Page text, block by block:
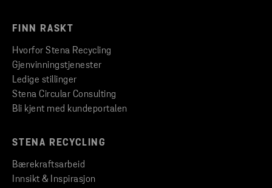
FINN RASKT
Hvorfor Stena Recycling
Gjenvinningstjenester
Ledige stillinger
Stena Circular Consulting
Bli kjent med kundeportalen
STENA RECYCLING
Bærekraftsarbeid
Innsikt & Inspirasjon